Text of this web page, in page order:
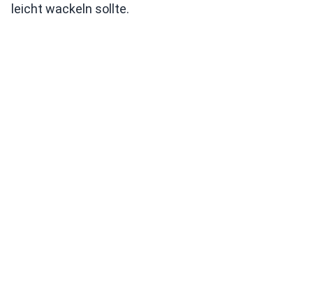
leicht wackeln sollte.